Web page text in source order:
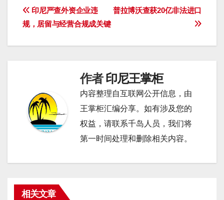
文
章
普拉博沃查获20亿非法进口
印尼严查外资企业违
规，居留与经营合规成关键
作者印尼王掌柜
内容整理自互联网公开信息，由
王掌柜汇编分享。如有涉及您的
权益，请联系千岛人员，我们将
第一时间处理和删除相关内容。
相关文章